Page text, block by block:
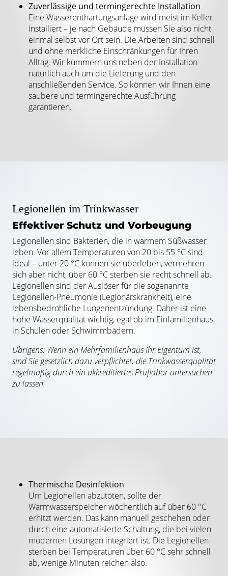
Zuverlässige und termingerechte Installation
Eine Wasserenthärtungsanlage wird meist im Keller
installiert – je nach Gebäude müssen Sie also nicht
einmal selbst vor Ort sein. Die Arbeiten sind schnell
und ohne merkliche Einschränkungen für Ihren
Alltag. Wir kümmern uns neben der Installation
natürlich auch um die Lieferung und den
anschließenden Service. So können wir Ihnen eine
saubere und termingerechte Ausführung
garantieren.
Legionellen im Trinkwasser
Effektiver Schutz und Vorbeugung
Legionellen sind Bakterien, die in warmem Süßwasser
leben. Vor allem Temperaturen von 20 bis 55 °C sind
ideal – unter 20 °C können sie überleben, vermehren
sich aber nicht, über 60 °C sterben sie recht schnell ab.
Legionellen sind der Auslöser für die sogenannte
Legionellen-Pneumonie (Legionärskrankheit), eine
lebensbedrohliche Lungenentzündung. Daher ist eine
hohe Wasserqualität wichtig, egal ob im Einfamilienhaus,
in Schulen oder Schwimmbädern.
Übrigens: Wenn ein Mehrfamilienhaus Ihr Eigentum ist,
sind Sie gesetzlich dazu verpflichtet, die Trinkwasserqualität
regelmäßig durch ein akkreditiertes Prüflabor untersuchen
zu lassen.
Thermische Desinfektion
Um Legionellen abzutöten, sollte der
Warmwasserspeicher wöchentlich auf über 60 °C
erhitzt werden. Das kann manuell geschehen oder
durch eine automatisierte Schaltung, die bei vielen
modernen Lösungen integriert ist. Die Legionellen
sterben bei Temperaturen über 60 °C sehr schnell
ab, wenige Minuten reichen also.